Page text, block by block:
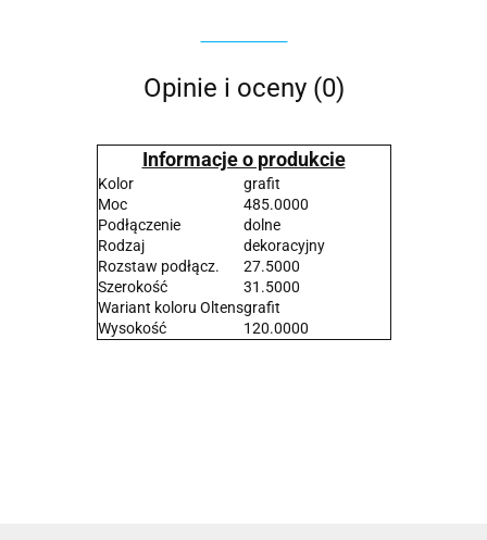
Opinie i oceny (0)
Informacje o produkcie
Kolor
grafit
Moc
485.0000
Podłączenie
dolne
Rodzaj
dekoracyjny
Rozstaw podłącz.
27.5000
Szerokość
31.5000
Wariant koloru Oltensgrafit
Wysokość
120.0000